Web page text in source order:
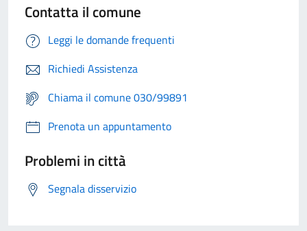
Contatta il comune
Leggi le domande frequenti
Richiedi Assistenza
Chiama il comune 030/99891
Prenota un appuntamento
Problemi in città
Segnala disservizio